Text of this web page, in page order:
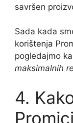
savršen
Sada kada
korištenja
pogledajmo
maksimalnih
4.